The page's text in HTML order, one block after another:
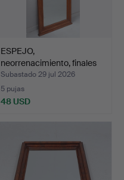
ESPEJO,
neorrenacimiento, finales
del sigl…
Subastado 29 jul 2026
5 pujas
48 USD